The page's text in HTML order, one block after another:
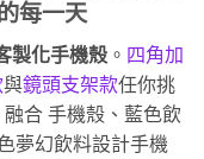
每一天
製化手機殼 。 四角加
與鏡頭支架款任你挑
融合 手機殼、藍色飲
夢幻飲料設計手機